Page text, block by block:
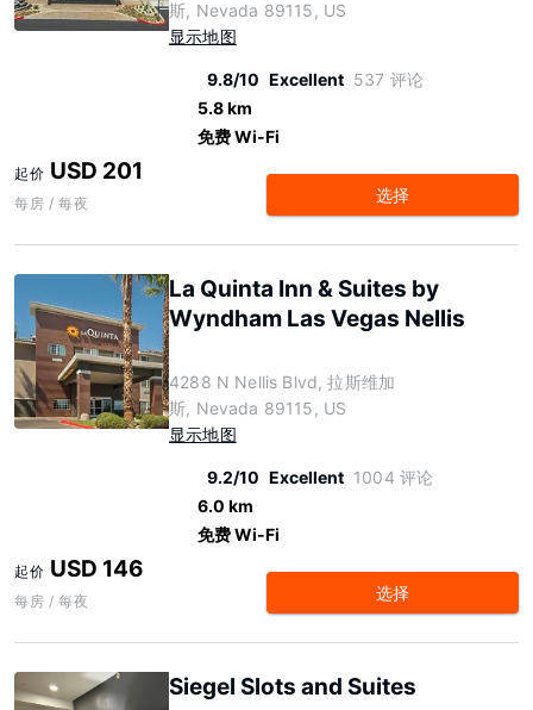
斯, Nevada 89115, US
显示地图
9.8/10 Excellent 537 评论
5.8 km
免费 Wi-Fi
起价 USD 201
每房 / 每夜 选择
La Quinta Inn & Suites by
Wyndham Las Vegas Nellis
4288 N Nellis Blvd, 拉斯维加
斯, Nevada 89115, US
显示地图
9.2/10 Excellent 1004 评论
6.0 km
免费 Wi-Fi
起价 USD 146
每房 / 每夜 选择
Siegel Slots and Suites